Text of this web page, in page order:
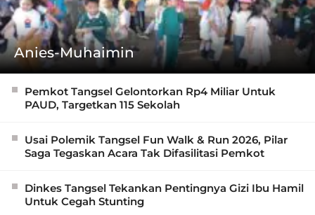
Anies-Muhaimin
Pemkot Tangsel Gelontorkan Rp4 Miliar Untuk
PAUD, Targetkan 115 Sekolah
Usai Polemik Tangsel Fun Walk & Run 2026, Pilar
Saga Tegaskan Acara Tak Difasilitasi Pemkot
Dinkes Tangsel Tekankan Pentingnya Gizi Ibu Hamil
Untuk Cegah Stunting